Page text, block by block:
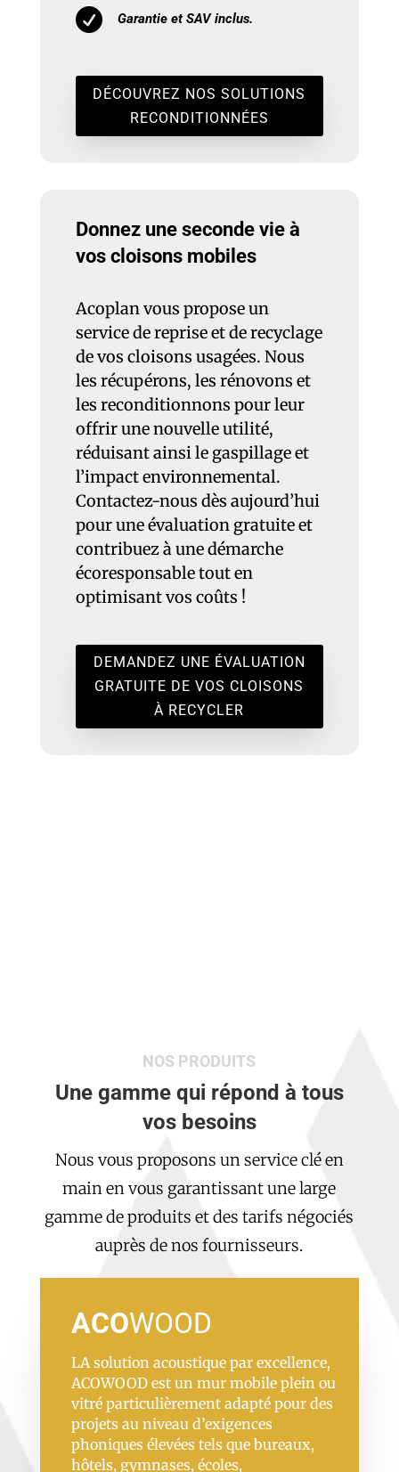
 Garantie et SAV inclus.
DÉCOUVREZ NOS SOLUTIONS
RECONDITIONNÉES
Donnez une seconde vie à
vos cloisons mobiles
Acoplan vous propose un
service de reprise et de recyclage
de vos cloisons usagées. Nous
les récupérons, les rénovons et
les reconditionnons pour leur
offrir une nouvelle utilité,
réduisant ainsi le gaspillage et
l’impact environnemental.
Contactez-nous dès aujourd’hui
pour une évaluation gratuite et
contribuez à une démarche
écoresponsable tout en
optimisant vos coûts !
DEMANDEZ UNE ÉVALUATION
GRATUITE DE VOS CLOISONS
À RECYCLER
NOS PRODUITS
Une gamme qui répond à tous
vos besoins
Nous vous proposons un service clé en
main en vous garantissant une large
gamme de produits et des tarifs négociés
auprès de nos fournisseurs.
ACOWOOD
LA solution acoustique par excellence,
ACOWOOD est un mur mobile plein ou
vitré particulièrement adapté pour des
projets au niveau d’exigences
phoniques élevées tels que bureaux,
hôtels, gymnases, écoles,